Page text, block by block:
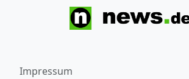
Impressum